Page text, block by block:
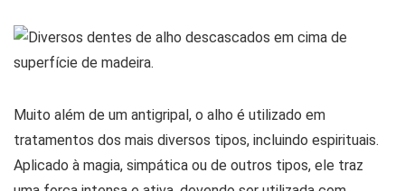
Muito além de um antigripal, o alho é utilizado em
tratamentos dos mais diversos tipos, incluindo espirituais.
Aplicado à magia, simpática ou de outros tipos, ele traz